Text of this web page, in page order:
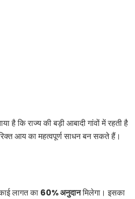
है कि राज्य की बड़ी आबादी गांवों में रहती है
आय का महत्वपूर्ण साधन बन सकते हैं।
लागत का 60% अनुदानमिलेगा। इसका